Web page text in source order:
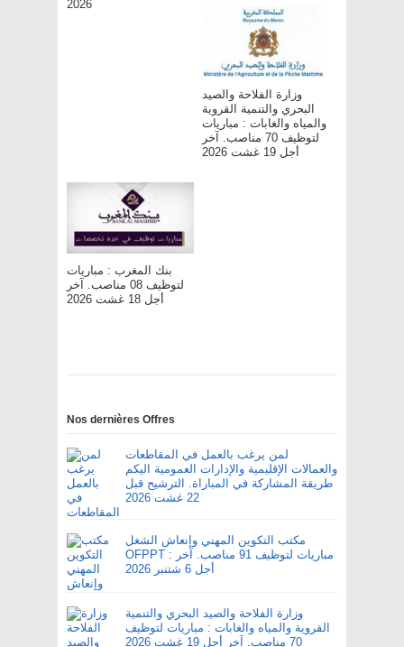
2026
وزارة الفلاحة والصيد
البحري والتنمية القروية
والمياه والغابات : مباريات
لتوظيف 70 مناصب. آخر
أجل 19 غشت 2026
بنك المغرب : مباريات
لتوظيف 08 مناصب. آخر
أجل 18 غشت 2026
Nos dernières Offres
لمن يرغب بالعمل في المقاطعات
والعمالات الإقليمية والإدارات العمومية اليكم
طريقة المشاركة في المباراة. الترشيح قبل
22 غشت 2026
مكتب التكوين المهني وإنعاش الشغل
OFPPT : مباريات لتوظيف 91 مناصب. آخر
أجل 6 شتنبر 2026
وزارة الفلاحة والصيد البحري والتنمية
القروية والمياه والغابات : مباريات لتوظيف
70 مناصب. آخر أجل 19 غشت 2026